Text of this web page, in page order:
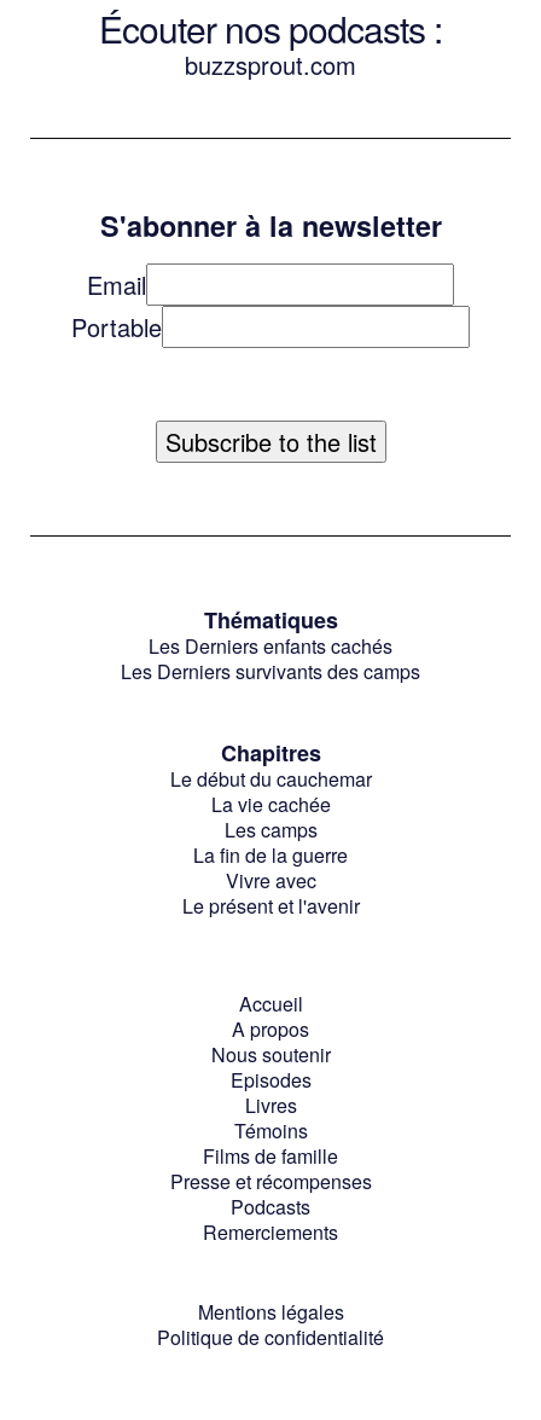
Écouter nos podcasts :
buzzsprout.com
S'abonner à la newsletter
Email
Portable
Thématiques
Les Derniers enfants cachés
Les Derniers survivants des camps
Chapitres
Le début du cauchemar
La vie cachée
Les camps
La fin de la guerre
Vivre avec
Le présent et l'avenir
Accueil
A propos
Nous soutenir
Episodes
Livres
Témoins
Films de famille
Presse et récompenses
Podcasts
Remerciements
Mentions légales
Politique de confidentialité